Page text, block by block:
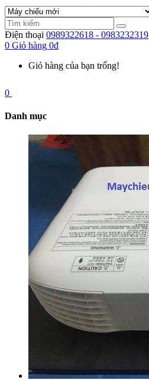
Điện thoại 0989322618 - 0983232319
0 Giỏ hàng 0đ
Giỏ hàng của bạn trống!
0
Danh mục